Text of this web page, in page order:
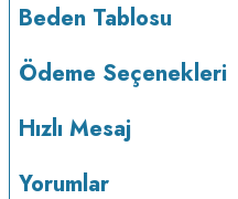
Beden Tablosu
Ödeme Seçenekleri
Hızlı Mesaj
Yorumlar